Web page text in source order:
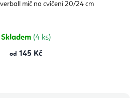
míč na cvičení 20/24 cm
Skladem (4 ks)
od 145 Kč